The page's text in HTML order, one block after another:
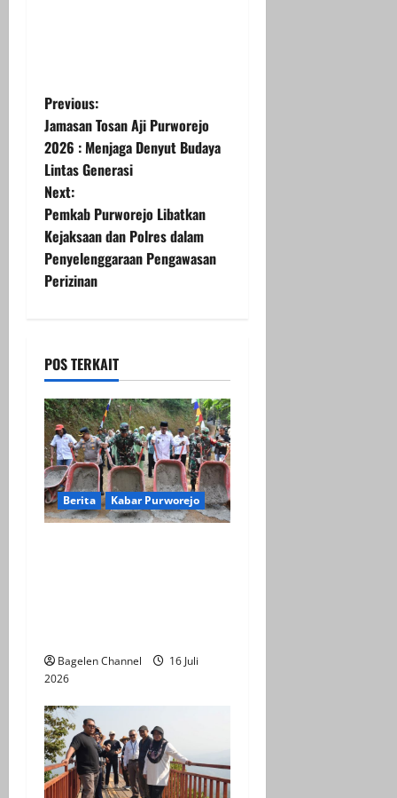
P
o
s
t
n
a
i
g
a
t
i
Previous:
Jamasan Tosan Aji Purworejo
2026 : Menjaga Denyut Budaya
Lintas Generasi
Next:
Pemkab Purworejo Libatkan
Kejaksaan dan Polres dalam
Penyelenggaraan Pengawasan
Perizinan
POS TERKAIT
Berita Kabar Purworejo
Bagelen Channel
16 Juli
2026